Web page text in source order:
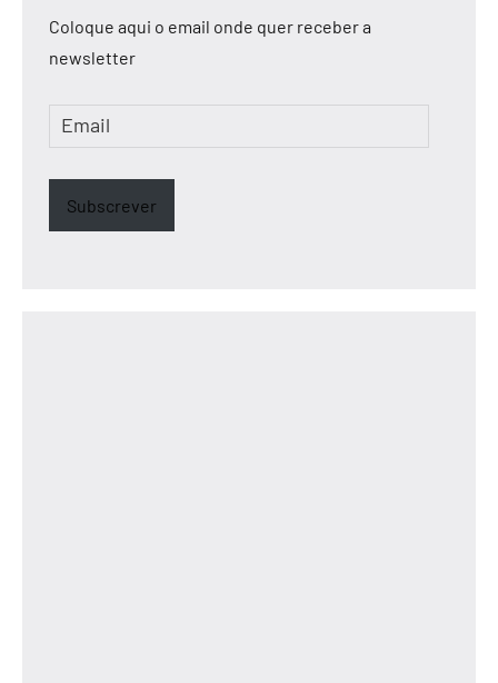
Coloque aqui o email onde quer receber a
newsletter
Email
Subscrever